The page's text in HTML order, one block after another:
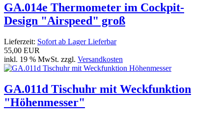
GA.014e Thermometer im Cockpit-
Design "Airspeed" groß
Lieferzeit: Sofort ab Lager Lieferbar
55,00 EUR
inkl. 19 % MwSt. zzgl. Versandkosten
GA.011d Tischuhr mit Weckfunktion
"Höhenmesser"